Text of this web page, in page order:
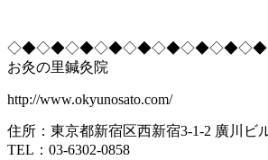
お灸の里鍼灸院
http://www.okyunosato.com/
住所：東京都新宿区西新宿3-1-2 廣川ビ
TEL：03-6302-0858